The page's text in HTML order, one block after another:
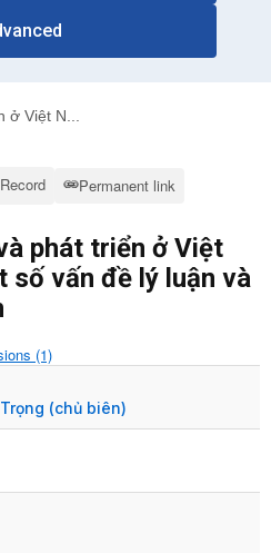
Việt N...
Permanent link
phát triển ở Việt
số vấn đề lý luận và
(1)
(chủ biên)